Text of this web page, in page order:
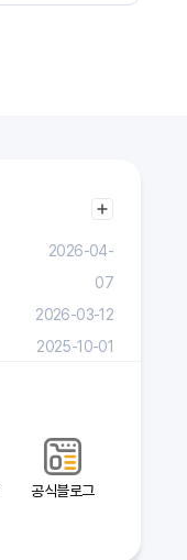
2026-04-
07
2026-03-12
2025-10-01
공식블로그